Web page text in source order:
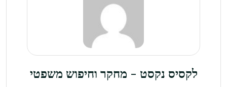
לקסיס נקסט - מחקר וחיפוש משפטי